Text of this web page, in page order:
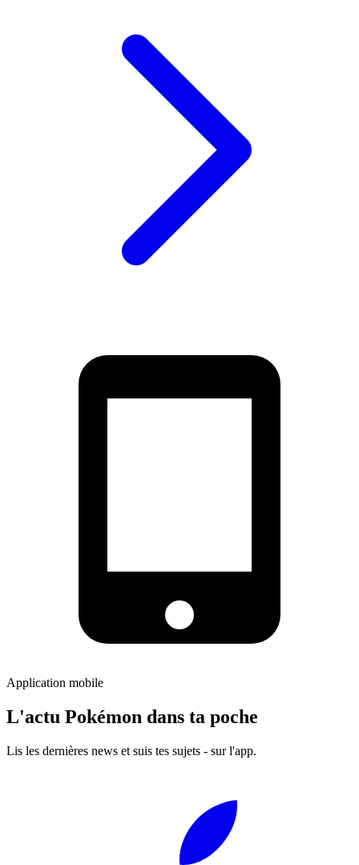
Application mobile
L'actu Pokémon dans ta poche
Lis les dernières news et suis tes sujets - sur l'app.